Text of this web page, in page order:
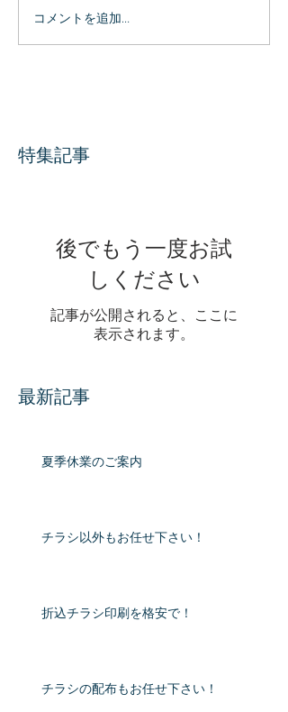
コメントを追加…
特集記事
後でもう一度お試
しください
記事が公開されると、ここに
表示されます。
最新記事
夏季休業のご案内
チラシ以外もお任せ下さい！
折込チラシ印刷を格安で！
チラシの配布もお任せ下さい！